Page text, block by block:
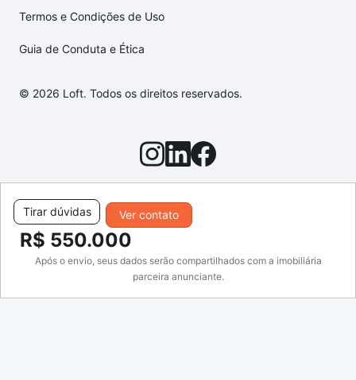
Ver contato
Tirar dúvidas
R$ 550.000
Após o envio, seus dados serão compartilhados com a imobiliária
parceira anunciante.
Termos e Condições de Uso
Guia de Conduta e Ética
© 2026 Loft. Todos os direitos reservados.